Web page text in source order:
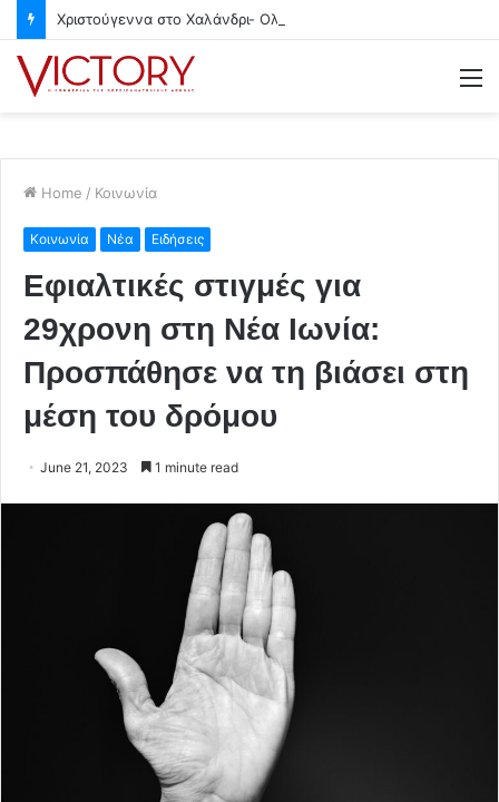
Home / Κοινωνία
Κοινωνία Νέα Ειδήσεις
Εφιαλτικές στιγμές για
29χρονη στη Νέα Ιωνία:
Προσπάθησε να τη βιάσει στη
μέση του δρόμου
June 21, 2023 1 minute read